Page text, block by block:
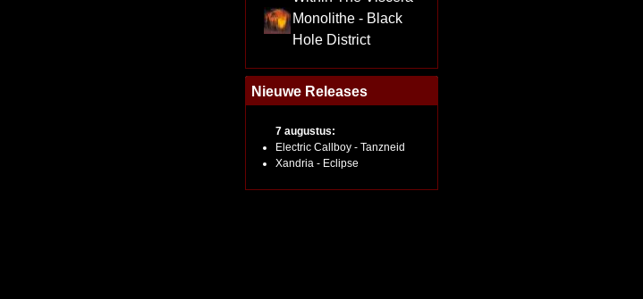
Monolithe - Black
Hole District
Nieuwe Releases
7 augustus:
Electric Callboy - Tanzneid
Xandria - Eclipse